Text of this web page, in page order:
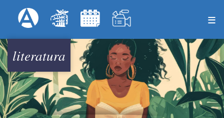
al
principal
Menú Superior
literatura